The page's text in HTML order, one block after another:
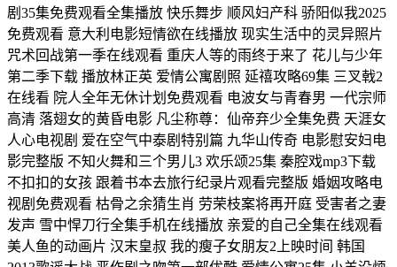
剧35集免费观看全集播放 快乐舞步 顺风妇产科 骄阳似我2025
免费观看 意大利电影短情欲在线播放 现实生活中的灵异照片
咒术回战第一季在线观看 重庆人等的雨终于来了 花儿与少年
第二季下载 播放林正英 爱情公寓剧照 延禧攻略69集 三叉戟2
在线看 院人全年无休计划免费观看 电波女与青春男 一代宗师
高清 落翅女的黄昏电影 凡尘称尊：仙帝弃少全集免费 天涯女
人心电视剧 爱在空气中泰剧特别篇 九华山传奇 电影慰安妇电
影完整版 不知火舞和三个男儿3 欢乐颂25集 秦腔戏mp3下载
不扣扣的女孩 跟着书本去旅行纪录片观看完整版 婚姻攻略电
视剧免费观看 枯骨之余猜生肖 劳荣枝案将再开庭 受害者之妻
发声 雪中悍刀行全集手机在线播放 亲爱的自己全集在线观看
美人鱼的动画片 汉末皇叔 我的瘦子女朋友2上映时间 韩国